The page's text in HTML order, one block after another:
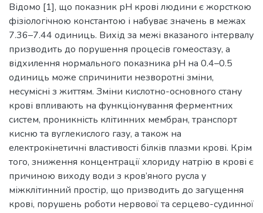
Відомо [1], що показник рН крові людини є жорсткою
фізіологічною константою і набуває значень в межах
7.36–7.44 одиниць. Вихід за межі вказаного інтервалу
призводить до порушення процесів гомеостазу, а
відхилення нормального показника рН на 0.4–0.5
одиниць може спричинити незворотні зміни,
несумісні з життям. Зміни кислотно-основного стану
крові впливають на функціонування ферментних
систем, проникність клітинних мембран, транспорт
кисню та вуглекислого газу, а також на
електрокінетичні властивості білків плазми крові. Крім
того, зниження концентрації хлориду натрію в крові є
причиною виходу води з кров’яного русла у
міжклітинний простір, що призводить до загущення
крові, порушень роботи нервової та серцево-судинної